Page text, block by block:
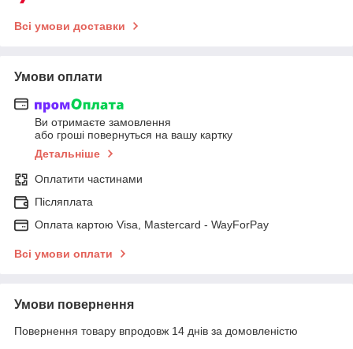
Всі умови доставки
Умови оплати
Ви отримаєте замовлення
або гроші повернуться на вашу картку
Детальніше
Оплатити частинами
Післяплата
Оплата картою Visa, Mastercard - WayForPay
Всі умови оплати
Умови повернення
Повернення товару впродовж 14 днів за домовленістю